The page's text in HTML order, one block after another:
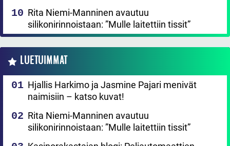
Rita Niemi-Manninen avautuu
silikonirinnoistaan: ”Mulle laitettiin tissit”
LUETUIMMAT
Hjallis Harkimo ja Jasmine Pajari menivät
naimisiin – katso kuvat!
Rita Niemi-Manninen avautuu
silikonirinnoistaan: ”Mulle laitettiin tissit”